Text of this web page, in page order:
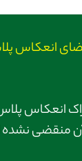
انعکاس
انعکاس
آن منقضی